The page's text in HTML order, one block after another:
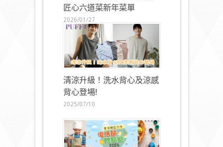
匠心六道菜新年菜單
2026/01/27
清涼升級！洗水背心及涼感
背心登場!
2025/07/10